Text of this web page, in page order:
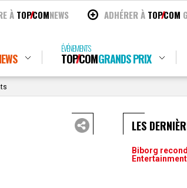
À TOPCOMNEWS ADHÉRER À TOPCOM
ÉVÉNEMENTS
TOPCOMGRANDS PRIX
LES
Biborg
Entertainment